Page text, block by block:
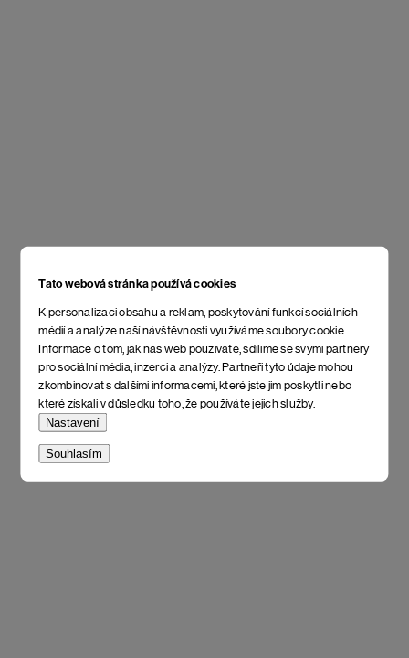
Tato webová stránka používá cookies
K personalizaci obsahu a reklam, poskytování funkcí sociálních
médií a analýze naší návštěvnosti využíváme soubory cookie.
Informace o tom, jak náš web používáte, sdílíme se svými partnery
pro sociální média, inzerci a analýzy. Partneři tyto údaje mohou
zkombinovat s dalšími informacemi, které jste jim poskytli nebo
které získali v důsledku toho, že používáte jejich služby.
Nastavení
Souhlasím